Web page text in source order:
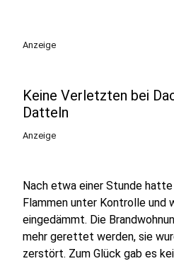
Anzeige
Keine Verletzten bei
Datteln
Anzeige
Nach etwa einer Stunde
Flammen unter Kontrolle und
eingedämmt. Die
mehr gerettet werden, sie
zerstört. Zum Glück gab es